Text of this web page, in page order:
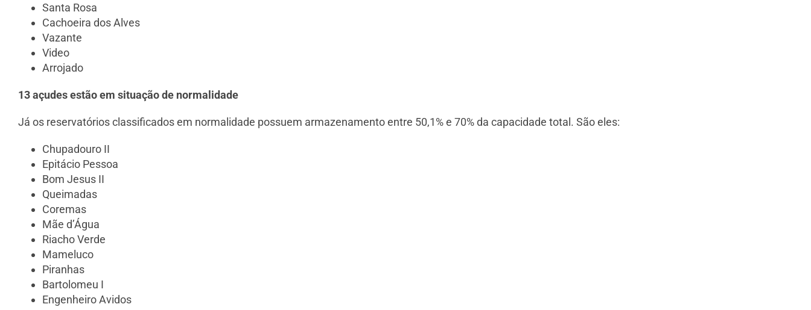
Santa Rosa
Cachoeira dos Alves
Vazante
Video
Arrojado
13 açudes estão em situação de normalidade
Já os reservatórios classificados em normalidade possuem armazenamento entre 50,1% e 70% da capacidade total. São eles:
Chupadouro II
Epitácio Pessoa
Bom Jesus II
Queimadas
Coremas
Mãe d’Água
Riacho Verde
Mameluco
Piranhas
Bartolomeu I
Engenheiro Avidos